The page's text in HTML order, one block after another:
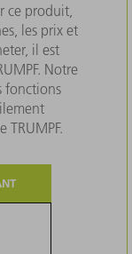
ce produit,
les prix et
il est
Notre
fonctions
TRUMPF.